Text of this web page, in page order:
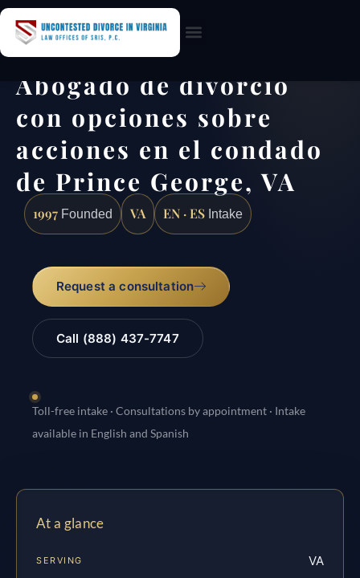
Abogado de divorcio
con opciones sobre
acciones en el condado
de Prince George, VA
1997 Founded VA EN · ES Intake
Request a consultation
Call (888) 437-7747
Toll-free intake · Consultations by appointment · Intake
available in English and Spanish
At a glance
SERVING VA